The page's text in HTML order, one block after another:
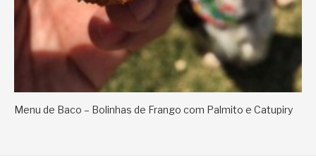
Menu de Baco – Bolinhas de Frango com Palmito e Catupiry